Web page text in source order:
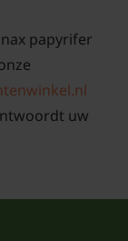
kluit met een
‘Rex’
licht aan en
vierkante
papyrifer
uw